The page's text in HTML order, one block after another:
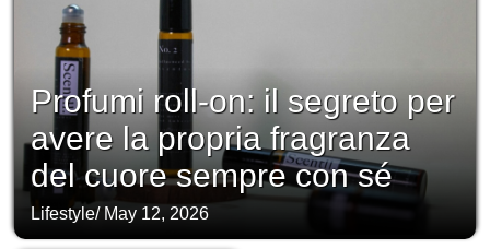
Profumi roll-on: il segreto per
avere la propria fragranza
del cuore sempre con sé
Lifestyle/ May 12, 2026